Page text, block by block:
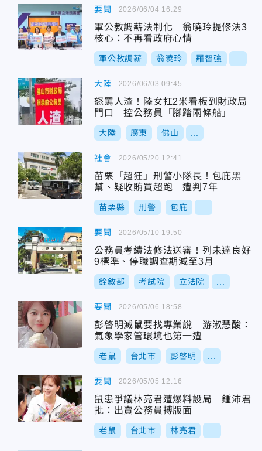
要聞
軍公教調薪法制化 翁曉玲提修法3
核心：不再看政府心情
軍公教調薪 翁曉玲 羅智強
2026/06/04 16:29
大陸
怒罵人渣！陸女扛2米看板到財政局
門口 控公務員「腳踏兩條船」
大陸 廣東 佛山
2026/06/03 09:45
社會
苗栗「超狂」刑警小隊長！包庇黑
幫、疑收賄買超跑 遭判7年
苗栗縣 刑警 包庇
2026/05/20 12:41
要聞
公務員考績法修法送審！列未達良好
9標準、停職調查期減至3月
銓敘部 考試院 立法院
2026/05/10 19:50
要聞
彭啓明滅鼠要找專業說 游淑慧酸：
氣象學家管環境也第一遭
老鼠 台北市 彭啓明
2026/05/06 18:58
要聞
鼠患爭議林亮君遭爆料設局 鍾沛君
批：出賣公務員搏版面
老鼠 台北市 林亮君
2026/05/05 12:16